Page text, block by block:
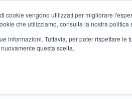
cookie vengono utilizzati per migliorare
che utilizziamo, consulta la nostra politica
informazioni. Tuttavia, per poter rispettare
questa scelta.